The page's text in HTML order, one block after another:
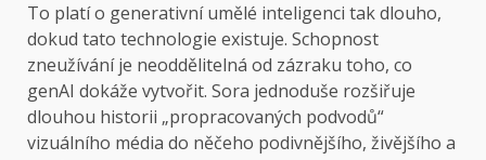
To platí o generativní umělé inteligenci tak dlouho,
dokud tato technologie existuje. Schopnost
zneužívání je neoddělitelná od zázraku toho, co
genAI dokáže vytvořit. Sora jednoduše rozšiřuje
dlouhou historii „propracovaných podvodů“
vizuálního média do něčeho podivnějšího, živějšího a